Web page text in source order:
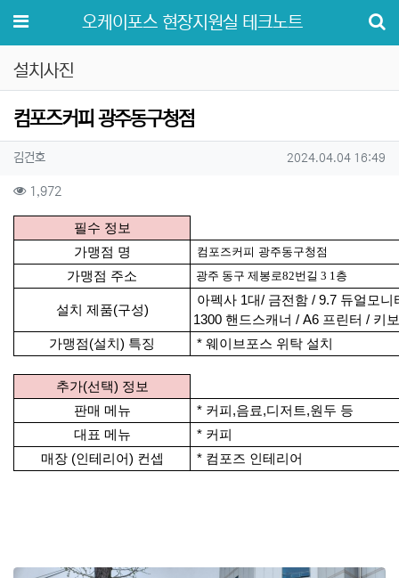
메뉴 오케이포스 현장지원실 테크노트
설치사진
컴포즈커피 광주동구청점
작성자 정보
김건호 작성일
2024.04.04 16:49
컨텐츠 정보
1,972
필수 정보
가맹점 명
컴포즈커피 광주동구청점
가맹점 주소 광주 동구 제봉로82번길 3 1층
설치 제품(구성)
아펙사 1대/ 금전함 / 9.7 듀얼모
1300 핸드스캐너 / A6 프린터 / 키
가맹점(설치) 특징
* 웨이브포스 위탁 설치
추가(선택) 정보
판매 메뉴
* 커피,음료,디저트,원두 등
대표 메뉴
* 커피
매장 (인테리어) 컨셉
* 컴포즈 인테리어